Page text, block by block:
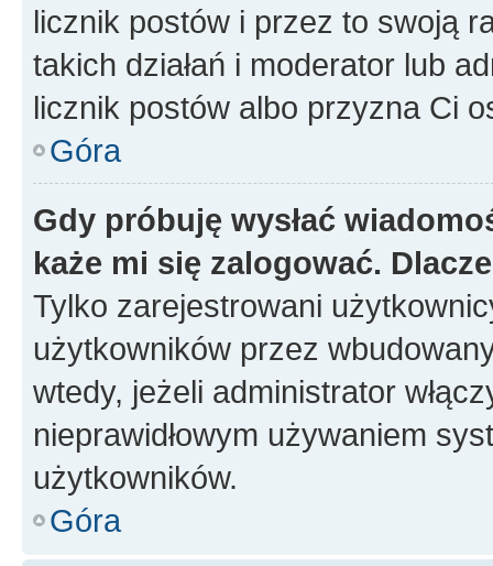
licznik postów i przez to swoją
takich działań i moderator lub
licznik postów albo przyzna Ci
Góra
Gdy próbuję wysłać
każe mi się zalogować.
Tylko zarejestrowani
użytkowników przez
wtedy, jeżeli administrator
nieprawidłowym używaniem
użytkowników.
Góra